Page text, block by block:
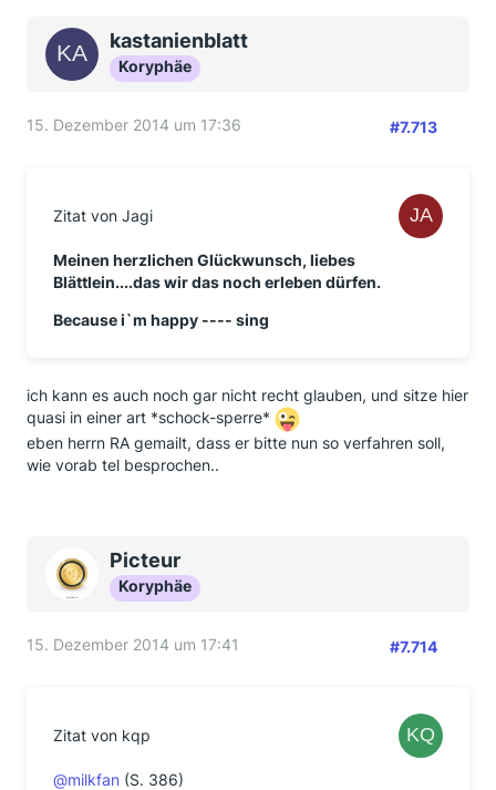
kastanienblatt
Koryphäe
15. Dezember 2014 um 17:36 #7.713
Zitat von Jagi
Meinen herzlichen Glückwunsch, liebes
Blättlein....das wir das noch erleben dürfen.
Because i`m happy ---- sing
ich kann es auch noch gar nicht recht glauben, und sitze hier
quasi in einer art *schock-sperre*
eben herrn RA gemailt, dass er bitte nun so verfahren soll,
wie vorab tel besprochen..
Picteur
Koryphäe
15. Dezember 2014 um 17:41 #7.714
Zitat von kqp
@milkfan (S. 386)